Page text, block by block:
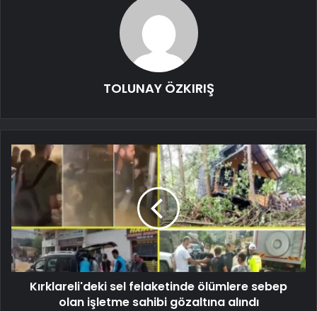
TOLUNAY ÖZKIRIŞ
Kırklareli'deki sel felaketinde ölümlere sebep
olan işletme sahibi gözaltına alındı